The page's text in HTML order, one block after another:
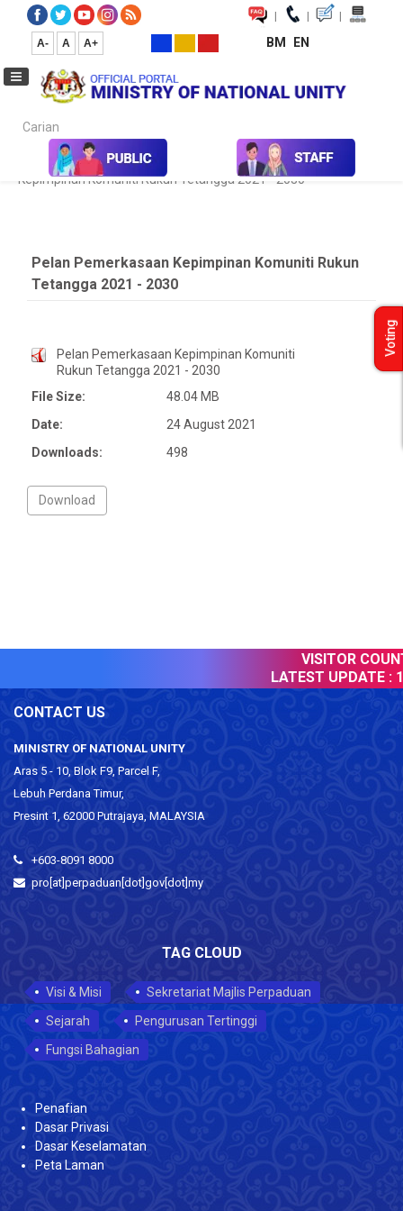
| | |
A- A A+ BM EN
Carian...
Penerbitan Unpublish
Pelan Pemerkasaan
Kepimpinan Komuniti Rukun Tetangga 2021 - 2030
Pelan Pemerkasaan Kepimpinan Komuniti Rukun
Tetangga 2021 - 2030
Pelan Pemerkasaan Kepimpinan Komuniti
Rukun Tetangga 2021 - 2030
File Size:
48.04 MB
Date:
24 August 2021
Downloads:
498
VISITOR
LATEST UPDATE :
CONTACT US
MINISTRY OF NATIONAL UNITY
Aras 5 - 10, Blok F9, Parcel F,
Lebuh Perdana Timur,
Presint 1, 62000 Putrajaya, MALAYSIA
+603-8091 8000
pro[at]perpaduan[dot]gov[dot]my
TAG CLOUD
Visi & Misi
Sekretariat Majlis Perpaduan
Sejarah
Pengurusan Tertinggi
Fungsi Bahagian
Penafian
Dasar Privasi
Dasar Keselamatan
Peta Laman
Voting